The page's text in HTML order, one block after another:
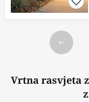
Prethodno
Vrtna rasvjeta